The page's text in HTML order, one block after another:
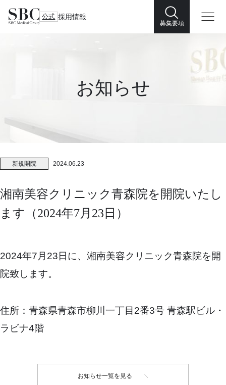
公式 採用情報
募集要項
お知らせ
新規開院 2024.06.23
湘南美容クリニック青森院を開院いたし
ます（2024年7月23日）
2024年7月23日に、湘南美容クリニック青森院を開
院致します。
住所：青森県青森市柳川一丁目2番3号 青森駅ビル・
ラビナ4階
お知らせ一覧を見る